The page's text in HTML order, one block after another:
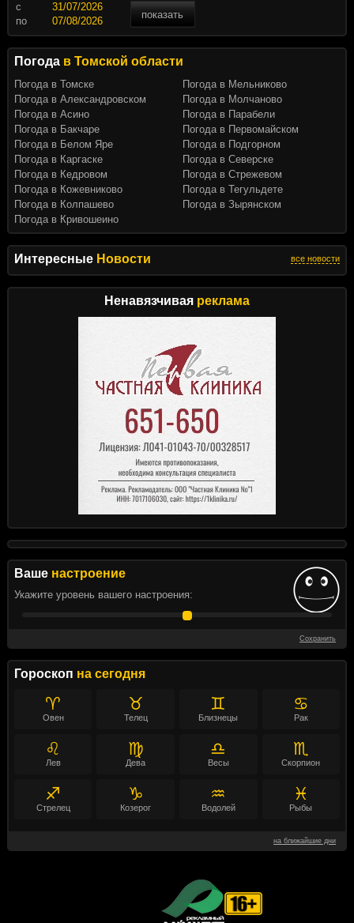
Интересные Новости все новости
Ненавязчивая реклама
Ваше настроение
Укажите уровень вашего настроения:
Сохранить
Гороскоп на сегодня
♈
Овен
♉
Телец
♊
Близнецы
♋
Рак
♌
Лев
♍
Дева
♎
Весы
♏
Скорпион
♐
Стрелец
♑
Козерог
♒
Водолей
♓
Рыбы
на ближайшие дни
c
показать
по
Погода в Томской области
Погода в Томске
Погода в Александровском
Погода в Асино
Погода в Бакчаре
Погода в Белом Яре
Погода в Каргаске
Погода в Кедровом
Погода в Кожевниково
Погода в Колпашево
Погода в Кривошеино
Погода в Мельниково
Погода в Молчаново
Погода в Парабели
Погода в Первомайском
Погода в Подгорном
Погода в Северске
Погода в Стрежевом
Погода в Тегульдете
Погода в Зырянском